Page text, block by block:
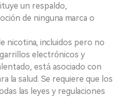
un respaldo,
de ninguna marca o
nicotina, incluidos pero no
electrónicos y
está asociado con
la salud. Se requiere que los
las leyes y regulaciones